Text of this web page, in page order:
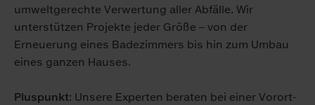
umweltgerechte Verwertung aller Abfälle. Wir
unterstützen Projekte jeder Größe – von der
Erneuerung eines Badezimmers bis hin zum Umbau
eines ganzen Hauses.
Pluspunkt: Unsere Experten beraten bei einer Vorort-